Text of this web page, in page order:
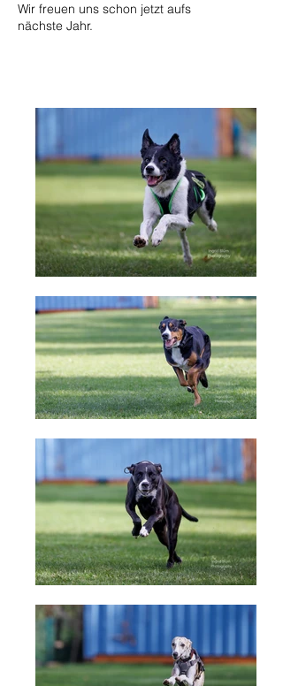
Wir freuen uns schon jetzt aufs
nächste Jahr.